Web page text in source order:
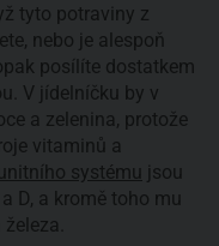
tyto potraviny z
nebo je alespoň
posílíte dostatkem
V jídelníčku by v
a zelenina, protože
vitaminů a
systému jsou
D, a kromě toho mu